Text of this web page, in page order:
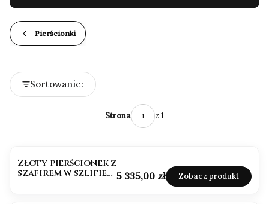
Pierścionki
Lista produktów
Sortowanie:
Domyślne
Strona z 1
Złoty pierścionek z
szafirem w szlifie
Cena
5 335,00 zł Zobacz produkt